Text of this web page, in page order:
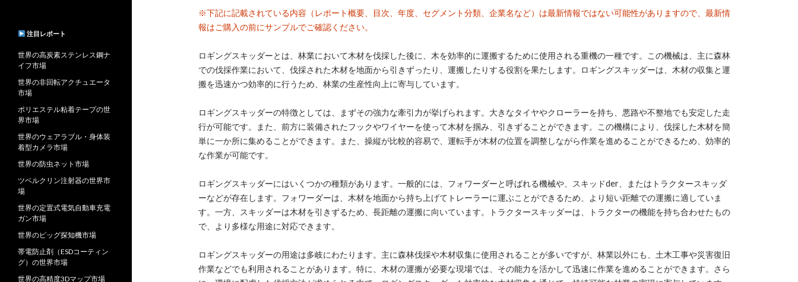
※下記に記載されている内容（レポート概要、目次、年度、セグメント分類、企業名など）は最新情報ではない可能性がありますので、最新情
報はご購入の前にサンプルでご確認ください。
ロギングスキッダーとは、林業において木材を伐採した後に、木を効率的に運搬するために使用される重機の一種です。この機械は、主に森林
での伐採作業において、伐採された木材を地面から引きずったり、運搬したりする役割を果たします。ロギングスキッダーは、木材の収集と運
搬を迅速かつ効率的に行うため、林業の生産性向上に寄与しています。
ロギングスキッダーの特徴としては、まずその強力な牽引力が挙げられます。大きなタイヤやクローラーを持ち、悪路や不整地でも安定した走
行が可能です。また、前方に装備されたフックやワイヤーを使って木材を掴み、引きずることができます。この機構により、伐採した木材を簡
単に一か所に集めることができます。また、操縦が比較的容易で、運転手が木材の位置を調整しながら作業を進めることができるため、効率的
な作業が可能です。
ロギングスキッダーにはいくつかの種類があります。一般的には、フォワーダーと呼ばれる機械や、スキッドder、またはトラクタースキッダ
ーなどが存在します。フォワーダーは、木材を地面から持ち上げてトレーラーに運ぶことができるため、より短い距離での運搬に適していま
す。一方、スキッダーは木材を引きずるため、長距離の運搬に向いています。トラクタースキッダーは、トラクターの機能を持ち合わせたもの
で、より多様な用途に対応できます。
ロギングスキッダーの用途は多岐にわたります。主に森林伐採や木材収集に使用されることが多いですが、林業以外にも、土木工事や災害復旧
作業などでも利用されることがあります。特に、木材の運搬が必要な現場では、その能力を活かして迅速に作業を進めることができます。さら
注目レポート
世界の高炭素ステンレス鋼ナ
イフ市場
世界の非回転アクチュエータ
市場
ポリエステル粘着テープの世
界市場
世界のウェアラブル・身体装
着型カメラ市場
世界の防虫ネット市場
ツベルクリン注射器の世界市
場
世界の定置式電気自動車充電
ガン市場
世界のピッグ探知機市場
帯電防止剤（ESDコーティン
グ）の世界市場
世界の高精度3Dマップ市場